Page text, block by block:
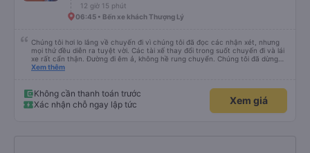
12 giờ 15 phút
06:45 • Bến xe khách Thượng Lý
Chúng tôi hơi lo lắng về chuyến đi vì chúng tôi đã đọc các nhận xét, nhưng
mọi thứ đều diễn ra tuyệt vời. Các tài xế thay đổi trong suốt chuyến đi và lái
xe rất cẩn thận. Đường đi êm ả, không hề rung chuyển. Chúng tôi đã dừng
đủ số lần để đi vệ sinh và dừng lại để ăn tối. Nhìn chung, ghế ngồi có thể hơi
Xem thêm
Không cần thanh toán trước
Xác nhận chỗ ngay lập tức
Xem giá